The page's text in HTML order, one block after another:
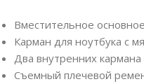
Вместительное
Карман для ноутбука с
Два внутренних
Съемный плечевой